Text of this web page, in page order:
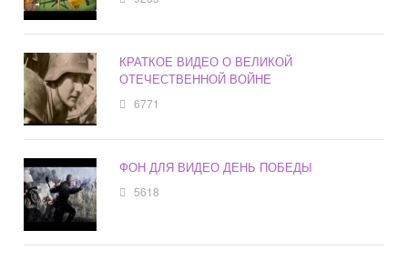
КРАТКОЕ ВИДЕО О ВЕЛИКОЙ
ОТЕЧЕСТВЕННОЙ ВОЙНЕ
6771
ФОН ДЛЯ ВИДЕО ДЕНЬ ПОБЕДЫ
5618